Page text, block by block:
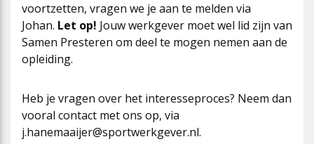
voortzetten, vragen we je aan te melden via
Johan. Let op! Jouw werkgever moet wel lid zijn van
Samen Presteren om deel te mogen nemen aan de
opleiding.
Heb je vragen over het interesseproces? Neem dan
vooral contact met ons op, via
j.hanemaaijer@sportwerkgever.nl.